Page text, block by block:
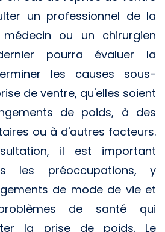
un professionnel de la
ou un chirurgien
pourra évaluer la
les causes sous-
de ventre, qu'elles soient
de poids, à des
ou à d'autres facteurs.
il est important
les préoccupations, y
de mode de vie et
de santé qui
la prise de poids. Le